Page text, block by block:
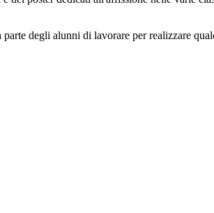
degli alunni di lavorare per realizzare